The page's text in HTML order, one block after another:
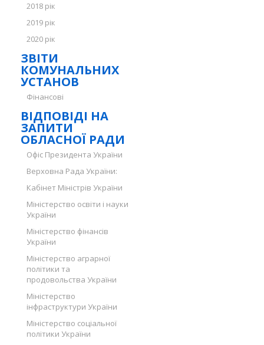
2018 рік
2019 рік
2020 рік
ЗВІТИ
КОМУНАЛЬНИХ
УСТАНОВ
Фінансові
ВІДПОВІДІ НА
ЗАПИТИ
ОБЛАСНОЇ РАДИ
Офіс Президента України
Верховна Рада України:
Кабінет Міністрів України
Міністерство освіти і науки
України
Міністерство фінансів
України
Міністерство аграрної
політики та
продовольства України
Міністерство
інфраструктури України
Міністерство соціальної
політики України